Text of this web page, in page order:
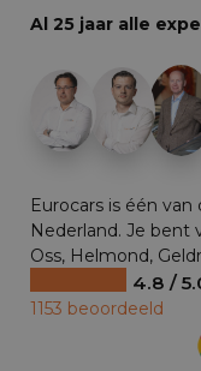
Al 25 jaar alle
Eurocars is één
Nederland. Je bent
Oss, Helmond,
4.8 /
1153 beoordeeld